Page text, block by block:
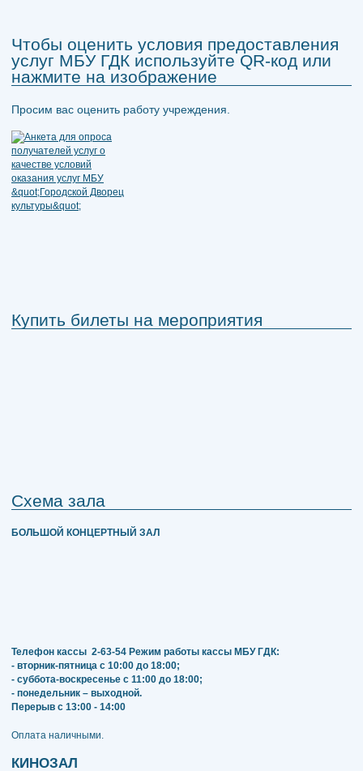
Чтобы оценить условия предоставления
услуг МБУ ГДК используйте QR-код или
нажмите на изображение
Просим вас оценить работу учреждения.
Купить билеты на мероприятия
Схема зала
БОЛЬШОЙ КОНЦЕРТНЫЙ ЗАЛ
Телефон кассы 2-63-54 Режим работы кассы МБУ ГДК:
- вторник-пятница с 10:00 до 18:00;
- суббота-воскресенье с 11:00 до 18:00;
- понедельник – выходной.
Перерыв с 13:00 - 14:00
​​​​​​​Оплата наличными.
КИНОЗАЛ